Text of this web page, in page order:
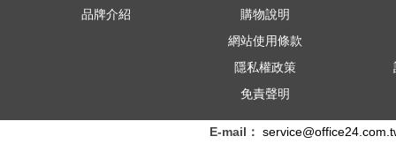
品牌介紹
購物說明
網站使用條款
隱私權政策
免責聲明
E-mail：